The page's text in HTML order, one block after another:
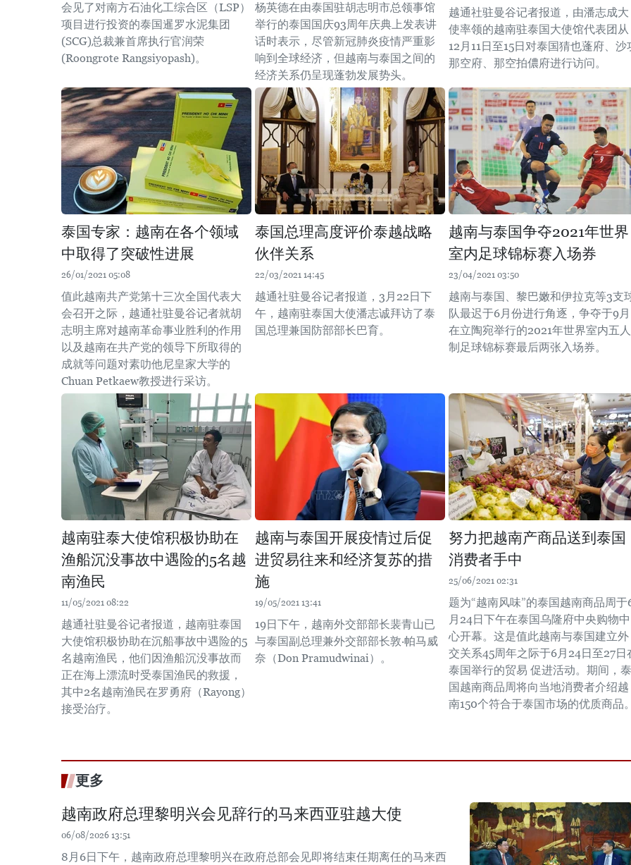
会见了对南方石油化工综合区（LSP）
项目进行投资的泰国暹罗水泥集团
(SCG)总裁兼首席执行官润荣
(Roongrote Rangsiyopash)。
杨英德在由泰国驻胡志明市总领事馆
举行的泰国国庆93周年庆典上发表讲
话时表示，尽管新冠肺炎疫情严重影
响到全球经济，但越南与泰国之间的
经济关系仍呈现蓬勃发展势头。
越通社驻曼谷记者报道，由潘志成大
使率领的越南驻泰国大使馆代表团从
12月11日至15日对泰国猜也蓬府、沙
那空府、那空拍儂府进行访问。
泰国专家：越南在各个领域
中取得了突破性进展
26/01/2021 05:08
值此越南共产党第十三次全国代表大
会召开之际，越通社驻曼谷记者就胡
志明主席对越南革命事业胜利的作用
以及越南在共产党的领导下所取得的
成就等问题对素叻他尼皇家大学的
Chuan Petkaew教授进行采访。
泰国总理高度评价泰越战略
伙伴关系
22/03/2021 14:45
越通社驻曼谷记者报道，3月22日下
午，越南驻泰国大使潘志诚拜访了泰
国总理兼国防部部长巴育。
越南与泰国争夺2021年世界
室内足球锦标赛入场券
23/04/2021 03:50
越南与泰国、黎巴嫩和伊拉克等3支
队最迟于6月份进行角逐，争夺于9月
在立陶宛举行的2021年世界室内五人
制足球锦标赛最后两张入场券。
越南驻泰大使馆积极协助在
渔船沉没事故中遇险的5名越
南渔民
11/05/2021 08:22
越通社驻曼谷记者报道，越南驻泰国
大使馆积极协助在沉船事故中遇险的5
名越南渔民，他们因渔船沉没事故而
正在海上漂流时受泰国渔民的救援，
其中2名越南渔民在罗勇府（Rayong）
接受治疗。
越南与泰国开展疫情过后促
进贸易往来和经济复苏的措
施
19/05/2021 13:41
19日下午，越南外交部部长裴青山已
与泰国副总理兼外交部部长敦‧帕马威
奈（Don Pramudwinai）。
努力把越南产商品送到泰国
消费者手中
25/06/2021 02:31
题为“越南风味”的泰国越南商品周于
月24日下午在泰国乌隆府中央购物中
心开幕。这是值此越南与泰国建立外
交关系45周年之际于6月24日至27日
泰国举行的贸易 促进活动。期间，泰
国越南商品周将向当地消费者介绍越
南150个符合于泰国市场的优质商品
更多
越南政府总理黎明兴会见辞行的马来西亚驻越大使
06/08/2026 13:51
8月6日下午，越南政府总理黎明兴在政府总部会见即将结束任期离任的马来西